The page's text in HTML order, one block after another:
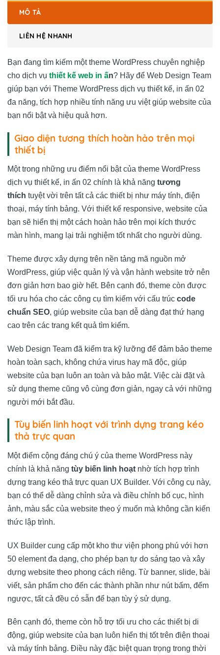
MÔ TẢ
LIÊN HỆ NHANH
Bạn đang tìm kiếm một theme WordPress chuyên nghiệp
cho dịch vụ thiết kế web in ấn? Hãy để Web Design Team
giúp bạn với Theme WordPress dịch vụ thiết kế, in ấn 02
đa năng, tích hợp nhiều tính năng ưu việt giúp website của
bạn nổi bật và hiệu quả hơn.
Giao diện tương thích hoàn hảo trên mọi
thiết bị
Một trong những ưu điểm nổi bật của theme WordPress
dịch vụ thiết kế, in ấn 02 chính là khả năng tương
thích tuyệt vời trên tất cả các thiết bị như máy tính, điện
thoại, máy tính bảng. Với thiết kế responsive, website của
bạn sẽ hiển thị một cách hoàn hảo trên mọi kích thước
màn hình, mang lại trải nghiệm tốt nhất cho người dùng.
Theme được xây dựng trên nền tảng mã nguồn mở
WordPress, giúp việc quản lý và vận hành website trở nên
đơn giản hơn bao giờ hết. Bên cạnh đó, theme còn được
tối ưu hóa cho các công cụ tìm kiếm với cấu trúc code
chuẩn SEO, giúp website của bạn dễ dàng đạt thứ hạng
cao trên các trang kết quả tìm kiếm.
Web Design Team đã kiểm tra kỹ lưỡng để đảm bảo theme
hoàn toàn sạch, không chứa virus hay mã độc, giúp
website của bạn luôn an toàn và bảo mật. Việc cài đặt và
sử dụng theme cũng vô cùng đơn giản, ngay cả với những
người mới bắt đầu.
Tùy biến linh hoạt với trình dựng trang kéo
thả trực quan
Một điểm cộng đáng chú ý của theme WordPress này
chính là khả năng tùy biến linh hoạt nhờ tích hợp trình
dựng trang kéo thả trực quan UX Builder. Với công cụ này,
bạn có thể dễ dàng chỉnh sửa và điều chỉnh bố cục, hình
ảnh, màu sắc của website theo ý muốn mà không cần kiến
thức lập trình.
UX Builder cung cấp một kho thư viện phong phú với hơn
50 element đa dạng, cho phép bạn tự do sáng tạo và xây
dựng website theo phong cách riêng. Từ banner, slide, bài
viết, sản phẩm cho đến các thành phần như nút bấm, đếm
ngược, tất cả đều có sẵn để bạn tùy ý sử dụng.
Bên cạnh đó, theme còn hỗ trợ tối ưu cho các thiết bị di
động, giúp website của bạn luôn hiển thị tốt trên điện thoại
và máy tính bảng. Điều này đặc biệt quan trọng trong thời